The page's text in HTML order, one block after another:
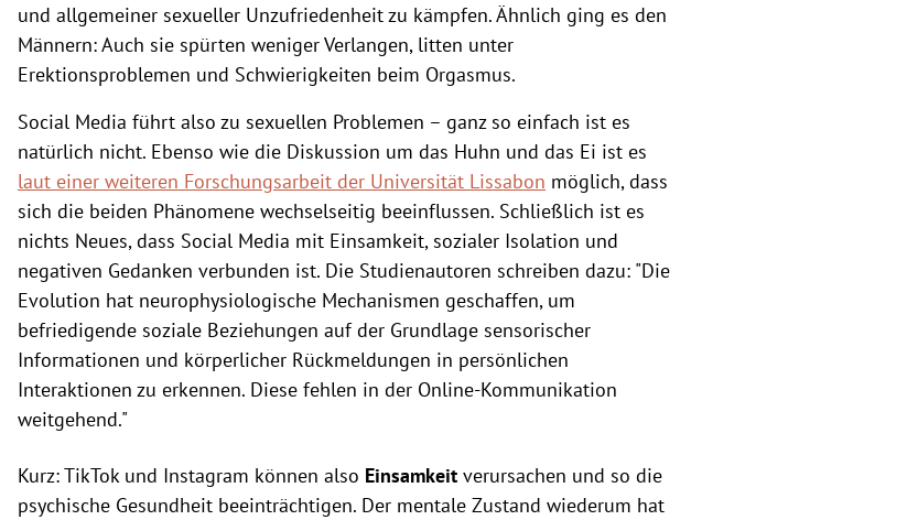
und allgemeiner sexueller Unzufriedenheit zu kämpfen. Ähnlich ging es den
Männern: Auch sie spürten weniger Verlangen, litten unter
Erektionsproblemen und Schwierigkeiten beim Orgasmus.
Social Media führt also zu sexuellen Problemen – ganz so einfach ist es
natürlich nicht. Ebenso wie die Diskussion um das Huhn und das Ei ist es
laut einer weiteren Forschungsarbeit der Universität Lissabon möglich, dass
sich die beiden Phänomene wechselseitig beeinflussen. Schließlich ist es
nichts Neues, dass Social Media mit Einsamkeit, sozialer Isolation und
negativen Gedanken verbunden ist. Die Studienautoren schreiben dazu: "Die
Evolution hat neurophysiologische Mechanismen geschaffen, um
befriedigende soziale Beziehungen auf der Grundlage sensorischer
Informationen und körperlicher Rückmeldungen in persönlichen
Interaktionen zu erkennen. Diese fehlen in der Online-Kommunikation
weitgehend."
Kurz: TikTok und Instagram können also Einsamkeit verursachen und so die
psychische Gesundheit beeinträchtigen. Der mentale Zustand wiederum hat